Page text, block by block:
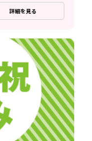
詳細を見る